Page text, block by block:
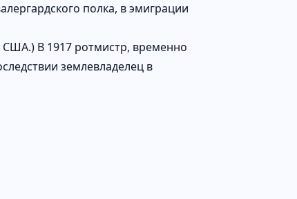
полка, в эмиграции
США.) В 1917 ротмистр, временно
землевладелец в